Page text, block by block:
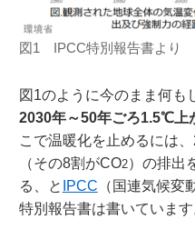
図1 IPCC特別報告書より
図1のように今のまま何も
2030年～50年ごろ1.5℃上
こで温暖化を止めるには
（その8割がCO2）の排出
る、と IPCC （国連気候変
特別報告書は書いています